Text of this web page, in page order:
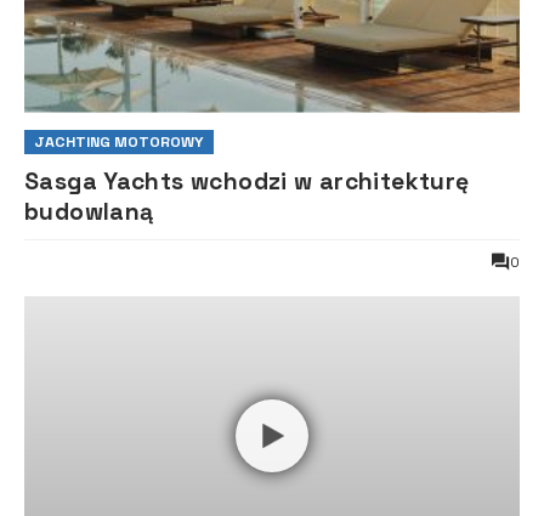
JACHTING MOTOROWY
Sasga Yachts wchodzi w architekturę
budowlaną
0